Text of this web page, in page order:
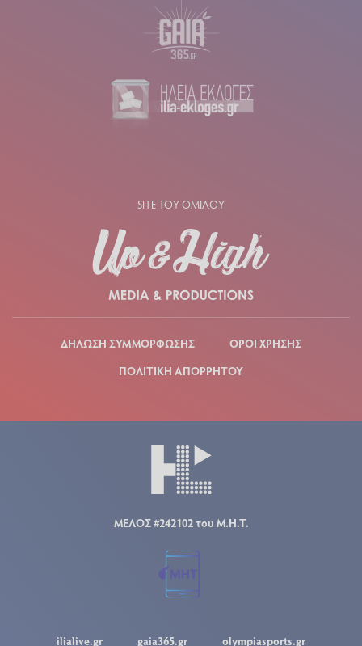
SITE ΤΟΥ ΟΜΙΛΟΥ
ΔΗΛΩΣΗ ΣΥΜΜΟΡΦΩΣΗΣ
ΟΡΟΙ ΧΡΗΣΗΣ
ΠΟΛΙΤΙΚΗ ΑΠΟΡΡΗΤΟΥ
ΜΕΛΟΣ #242102 του Μ.Η.Τ.
ilialive.gr gaia365.gr olympiasports.gr